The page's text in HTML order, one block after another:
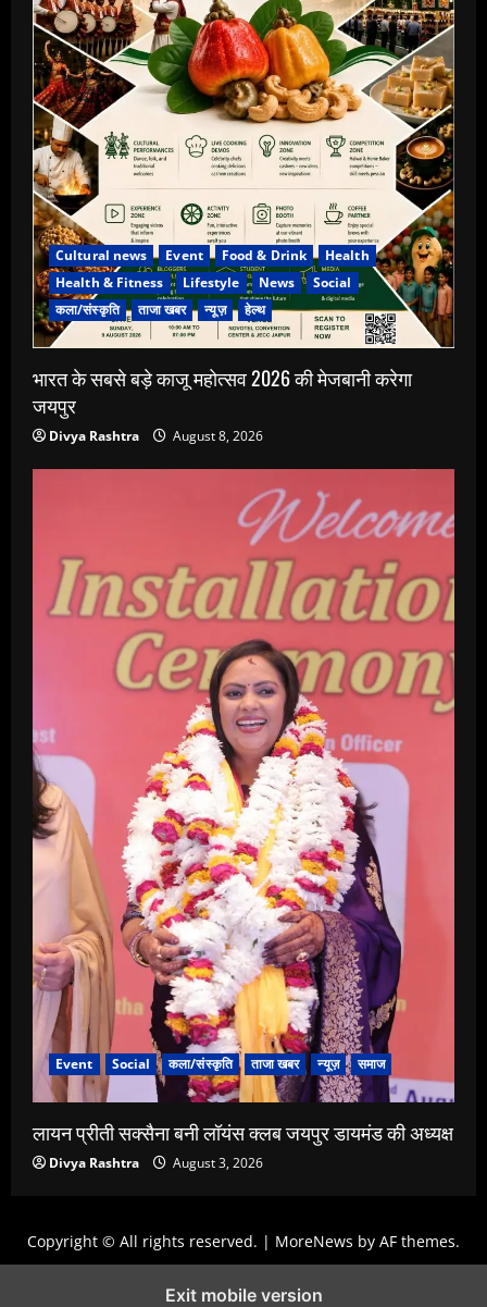
Cultural news Event Food & Drink
Health
Health & Fitness
Lifestyle News
Social
कला/संस्कृति
ताजा खबर न्यूज़ हेल्थ
भारत के सबसे बड़े काजू महोत्सव 2026 की मेजबानी करेगा
जयपुर
Divya Rashtra August 8, 2026
Event Social कला/संस्कृति ताजा खबर न्यूज़ समाज
लायन प्रीती सक्सैना बनी लॉयंस क्लब जयपुर डायमंड की अध्यक्ष
Divya Rashtra August 3, 2026
Copyright © All rights reserved. | MoreNews by AF themes.
Exit mobile version